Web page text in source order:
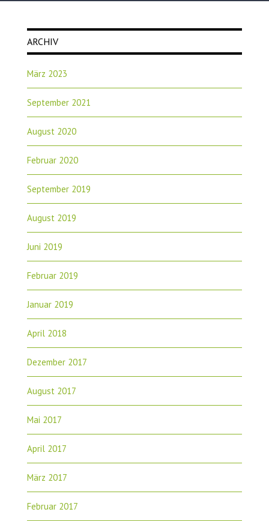
ARCHIV
März 2023
September 2021
August 2020
Februar 2020
September 2019
August 2019
Juni 2019
Februar 2019
Januar 2019
April 2018
Dezember 2017
August 2017
Mai 2017
April 2017
März 2017
Februar 2017